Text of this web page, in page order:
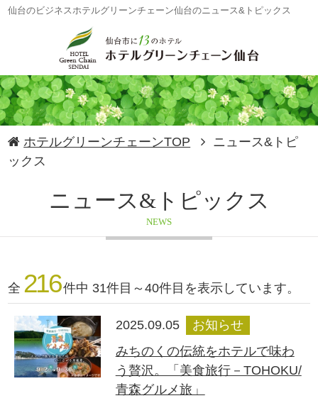
仙台のビジネスホテルグリーンチェーン仙台のニュース&トピックス
ホテルグリーンチェーンTOP
ニュース&トピ
ックス
ニュース&トピックス
NEWS
全 216 件中 31件目～40件目を表示しています。
2025.09.05
お知らせ
みちのくの伝統をホテルで味わ
う贅沢。「美食旅行－TOHOKU/
青森グルメ旅」